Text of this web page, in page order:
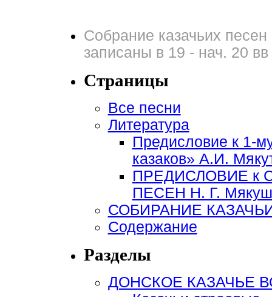
Собрание казачьих
записаны в 19 - нач. 20 вв
Страницы
Все песни
Литература
Предисловие к 1-
казаков» А.И.
ПРЕДИСЛОВИЕ к
ПЕСЕН Н. Г.
СОБИРАНИЕ
Содержание
Разделы
ДОНСКОЕ КАЗАЧЬЕ